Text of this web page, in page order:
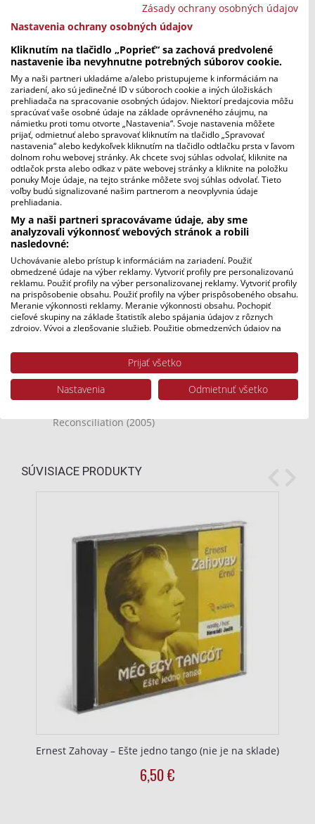
Zásady ochrany osobných údajov
Nastavenia ochrany osobných údajov
Kliknutím na tlačidlo „Poprieť“ sa zachová predvolené
nastavenie iba nevyhnutne potrebných súborov cookie.
My a naši partneri ukladáme a/alebo pristupujeme k informáciám na
zariadení, ako sú jedinečné ID v súboroch cookie a iných úložiskách
prehliadača na spracovanie osobných údajov. Niektorí predajcovia môžu
spracúvať vaše osobné údaje na základe oprávneného záujmu, na
námietku proti tomu otvorte „Nastavenia“. Svoje nastavenia môžete
prijať, odmietnuť alebo spravovať kliknutím na tlačidlo „Spravovať
nastavenia“ alebo kedykoľvek kliknutím na tlačidlo odtlačku prsta v ľavom
dolnom rohu webovej stránky. Ak chcete svoj súhlas odvolať, kliknite na
odtlačok prsta alebo odkaz v päte webovej stránky a kliknite na položku
ponuky Moje údaje, na tejto stránke môžete svoj súhlas odvolať. Tieto
voľby budú signalizované našim partnerom a neovplyvnia údaje
prehliadania.
My a naši partneri spracovávame údaje, aby sme
analyzovali výkonnosť webových stránok a robili
nasledovné:
Uchovávanie alebo prístup k informáciám na zariadení. Použiť
obmedzené údaje na výber reklamy. Vytvoriť profily pre personalizovanú
reklamu. Použiť profily na výber personalizovanej reklamy. Vytvoriť profily
na prispôsobenie obsahu. Použiť profily na výber prispôsobeného obsahu.
Meranie výkonnosti reklamy. Meranie výkonnosti obsahu. Pochopiť
cieľové skupiny na základe štatistík alebo spájania údajov z rôznych
zdrojov. Vývoj a zlepšovanie služieb. Použitie obmedzených údajov na
Údaje môžu byť zdieľané mimo Európskej únie a odosielané do USA.
Váš súhlas a zásady používania cookie sa vzťahujú výlučne na túto
webovú stránku/aplikáciu.
Zobraziť zoznam partnerov (1 predajcovia IAB)
na zariadení
Vytvoriť profily pre personalizovanú
Použiť profily na výber personalizovanej
Vytvoriť profily na prispôsobenie obsahu
Použiť profily na výber prispôsobeného
Meranie výkonnosti reklamy
Meranie výkonnosti obsahu
štatistík alebo spájania údajov z rôznych
zdrojov
Vývoj a zlepšovanie služieb
Prijať všetko
Nastavenia
Odmietnuť všetko
)
Popis
Elektroakustická hudba realizovaná v Experimentálnom štúdiu
SRo (1975 – 2005).
Dvojdisk:
CD (STEREO)
Simple electronic symphony (1975)
Epoché II. (1984)
Zmierenie (podľa Zjavenia sv.Jána) –
Reconsciliation (2004)
DVD (zvuk) – SPEKTRÁ II. (Surround 5.1)
Faustovo vykúpenie (2005)
Pytagorovský obal jednej Bachovej fúgy
(2004)
Reconsciliation (2005)
SÚVISIACE PRODUKTY
Ernest Zahovay – Ešte jedno tango (nie je na sklade)
6,50€